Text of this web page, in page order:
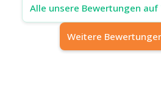
Alle unsere Bewertungen
Weitere